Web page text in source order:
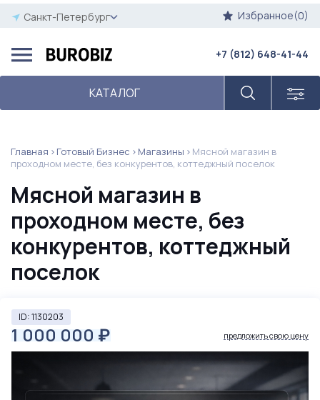
Санкт-Петербург Избранное(0)
КАТАЛОГ
+7 (812) 648-41-44
Главная Готовый Бизнес Магазины
Мясной магазин в
проходном месте, без конкурентов, коттеджный поселок
Мясной магазин в
проходном месте, без
конкурентов, коттеджный
поселок
ID: 1130203
1 000 000 ₽ предложить свою цену